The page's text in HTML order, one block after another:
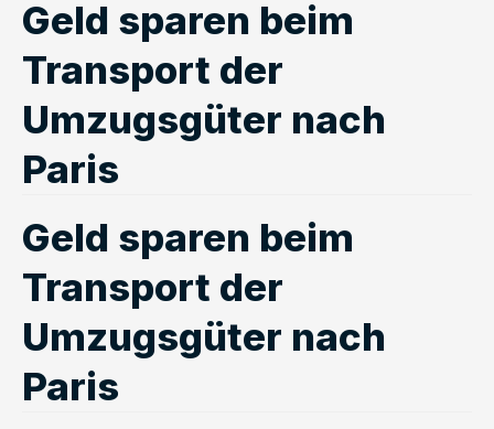
Geld sparen beim
Transport der
Umzugsgüter nach
Paris
Geld sparen beim
Transport der
Umzugsgüter nach
Paris